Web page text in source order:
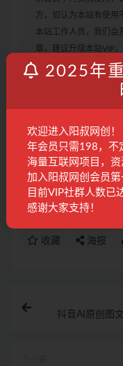
方，如认为本站有使用
本站工作人员，我们会
章，建议升级本站VIP
2.本站收集整理各大网
供任何的一对一教学
辨测试，如遇充值环
责！
3. 有的教程如果出现无
系客服进行处理。
搭建 短剧
收藏 海报
抖音AI原创图
2025年
欢迎进入阳叔网创！
年会员只需198，不
海量互联网项目，
加入阳叔网创会员第
目前VIP社群人数已
感谢大家支持！